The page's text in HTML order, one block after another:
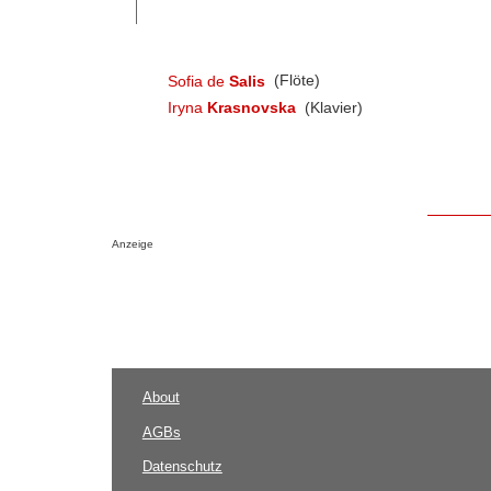
Sofia de Salis (Flöte)
Iryna Krasnovska (Klavier)
Anzeige
About
AGBs
Datenschutz